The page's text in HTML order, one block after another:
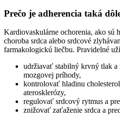
Prečo je adherencia taká
Kardiovaskulárne ochorenia, ako sú
choroba srdca alebo srdcové
farmakologickú liečbu. Pravidelné
udržiavať stabilný krvný tlak
mozgovej príhody,
kontrolovať hladinu
aterosklerózy,
regulovať srdcový rytmus a
znižovať zaťaženie srdca a